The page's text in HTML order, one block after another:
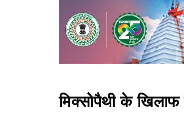
मिक्सोपैथी के